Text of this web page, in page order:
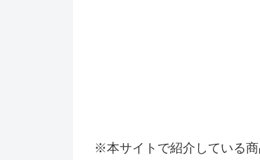
※本サイトで紹介している